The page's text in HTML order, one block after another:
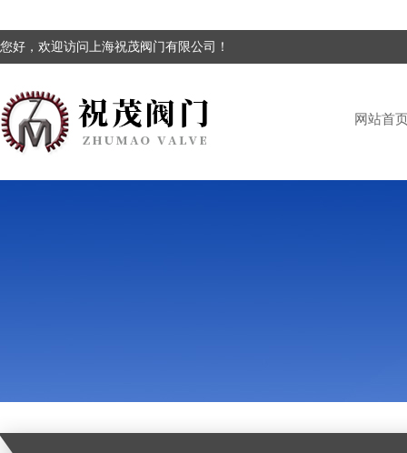
您好，欢迎访问上海祝茂阀门有限公司！
网站首